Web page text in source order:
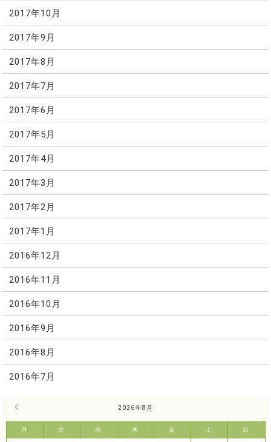
2017年10月
2017年9月
2017年8月
2017年7月
2017年6月
2017年5月
2017年4月
2017年3月
2017年2月
2017年1月
2016年12月
2016年11月
2016年10月
2016年9月
2016年8月
2016年7月
2026年8月
月 火 水 木 金 土 日